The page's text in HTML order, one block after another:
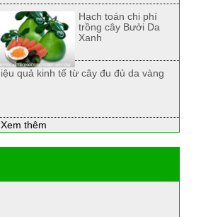
Hạch toán chi phí
trồng cây Bưởi Da
Xanh
quả kinh tế từ cây đu đủ da vàng
Xem thêm